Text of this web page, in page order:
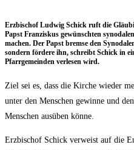
Erz­bi­schof Lud­wig Schick ruft die
Papst Fran­zis­kus gewünsch­ten
ma­chen. Der Papst brem­se den
son­dern för­de­re ihn, schreibt Schick in
Pfarr­ge­mein­den ver­le­sen wird.
Ziel sei es, dass die Kir­che wie­der
unter den Men­schen gewin­ne und
Men­schen aus­üben könne.
Erz­bi­schof Schick ver­weist auf die